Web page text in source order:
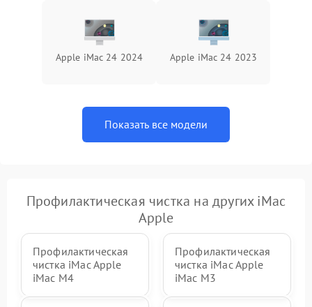
Неисправность BIOS
Apple iMac 24 2024 Apple iMac 24 2023
Показать все модели
Профилактическая чистка на других iMac
Apple
Профилактическая
чистка iMac Apple
iMac M4
Профилактическая
чистка iMac Apple
iMac M3